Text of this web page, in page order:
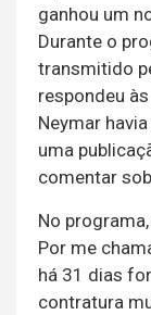
ganhou um
Durante o
transmitido
respondeu
Neymar
uma
comentar
No
Por me
há 31 dias
contratura